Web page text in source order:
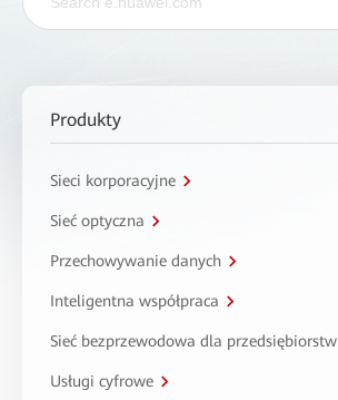
Produkty
Sieci korporacyjne
Sieć optyczna
Przechowywanie danych
Inteligentna współpraca
Sieć bezprzewodowa dla przedsiębiorstw
Usługi cyfrowe